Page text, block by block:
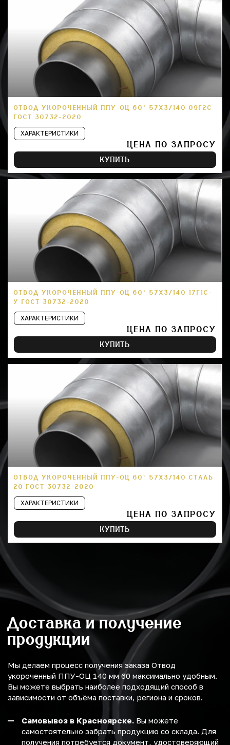
ОТВОД УКОРОЧЕННЫЙ ППУ-ОЦ 60° 57Х3/140 09Г2С
ГОСТ 30732-2020
ХАРАКТЕРИСТИКИ
ЦЕНА ПО ЗАПРОСУ
КУПИТЬ
ОТВОД УКОРОЧЕННЫЙ ППУ-ОЦ 60° 57Х3/140 17Г1С-
У ГОСТ 30732-2020
ХАРАКТЕРИСТИКИ
ЦЕНА ПО ЗАПРОСУ
КУПИТЬ
ОТВОД УКОРОЧЕННЫЙ ППУ-ОЦ 60° 57Х3/140 СТАЛЬ
20 ГОСТ 30732-2020
ХАРАКТЕРИСТИКИ
ЦЕНА ПО ЗАПРОСУ
КУПИТЬ
Доставка и получение
продукции
Мы делаем процесс получения заказа Отвод
укороченный ППУ-ОЦ 140 мм 60 максимально удобным.
Вы можете выбрать наиболее подходящий способ в
зависимости от объёма поставки, региона и сроков.
Самовывоз в Красноярске. Вы можете
самостоятельно забрать продукцию со склада. Для
получения потребуется документ, удостоверяющий